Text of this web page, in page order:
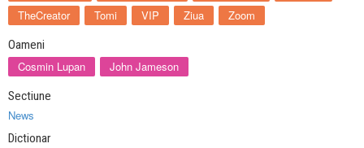
TheCreator
Tomi VIP Ziua Zoom
Oameni
Cosmin Lupan John Jameson
Sectiune
News
Dictionar